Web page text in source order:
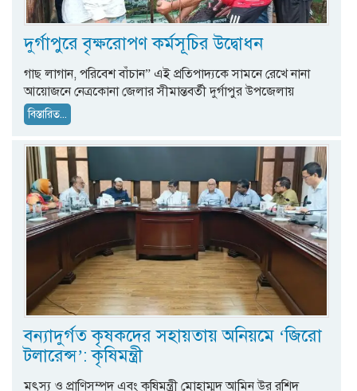
দুর্গাপুরে বৃক্ষরোপণ কর্মসূচির উদ্বোধন
গাছ লাগান, পরিবেশ বাঁচান” এই প্রতিপাদ্যকে সামনে রেখে নানা
আয়োজনে নেত্রকোনা জেলার সীমান্তবর্তী দুর্গাপুর উপজেলায়
বিস্তারিত...
বন্যাদুর্গত কৃষকদের সহায়তায় অনিয়মে ‘জিরো
টলারেন্স’: কৃষিমন্ত্রী
মৎস্য ও প্রাণিসম্পদ এবং কৃষিমন্ত্রী মোহাম্মদ আমিন উর রশিদ